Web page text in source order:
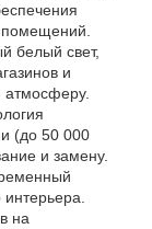
помещений.
белый свет,
и
атмосферу.
(до 50 000
и замену.
на